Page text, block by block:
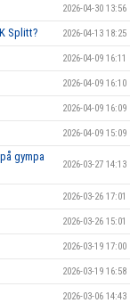
2026-04-30 13:56
Splitt? 2026-04-13 18:25
2026-04-09 16:11
2026-04-09 16:10
2026-04-09 16:09
2026-04-09 15:09
gympa
2026-03-27 14:13
2026-03-26 17:01
2026-03-26 15:01
2026-03-19 17:00
2026-03-19 16:58
2026-03-06 14:43